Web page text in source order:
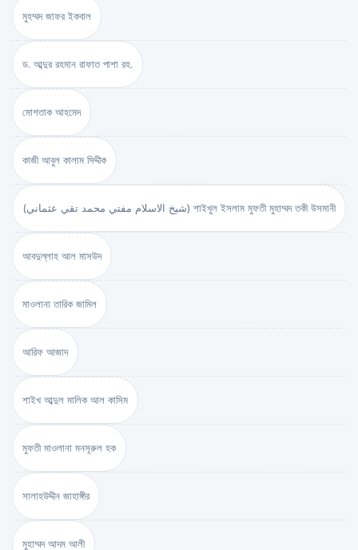
মুহম্মদ জাফর ইকবাল
ড. আব্দুর রহমান রাফাত পাশা রহ.
মোশতাক আহমেদ
কাজী আবুল কালাম সিদ্দীক
(شيخ الاسلام مفتي محمد تقي عثماني) শাইখুল ইসলাম মুফতী মুহাম্মদ তকী উসমানী
আবদুল্লাহ আল মাসউদ
মাওলানা তারিক জামিল
আরিফ আজাদ
শাইখ আব্দুল মালিক আল কাসিম
মুফতী মাওলানা মনসূরুল হক
সালাহউদ্দীন জাহাঙ্গীর
মুহাম্মদ আদম আলী